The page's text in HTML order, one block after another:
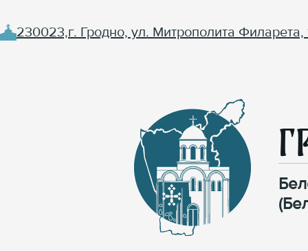
230023,г. Гродно, ул. Митрополита Филарета,